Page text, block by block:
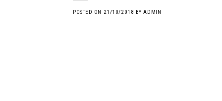
POSTED ON 21/10/2018 BYADMIN